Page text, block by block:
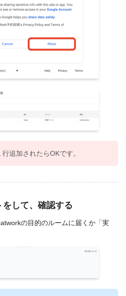
行追加されたらOKです。
して、確認する
の目的のルームに届くか「実